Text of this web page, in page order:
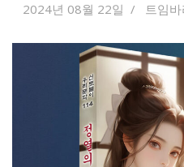
2024년 08월 22일 트임바